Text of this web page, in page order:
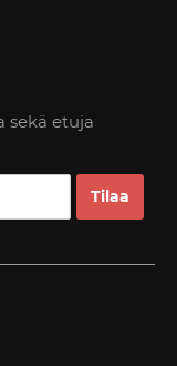
sekä etuja